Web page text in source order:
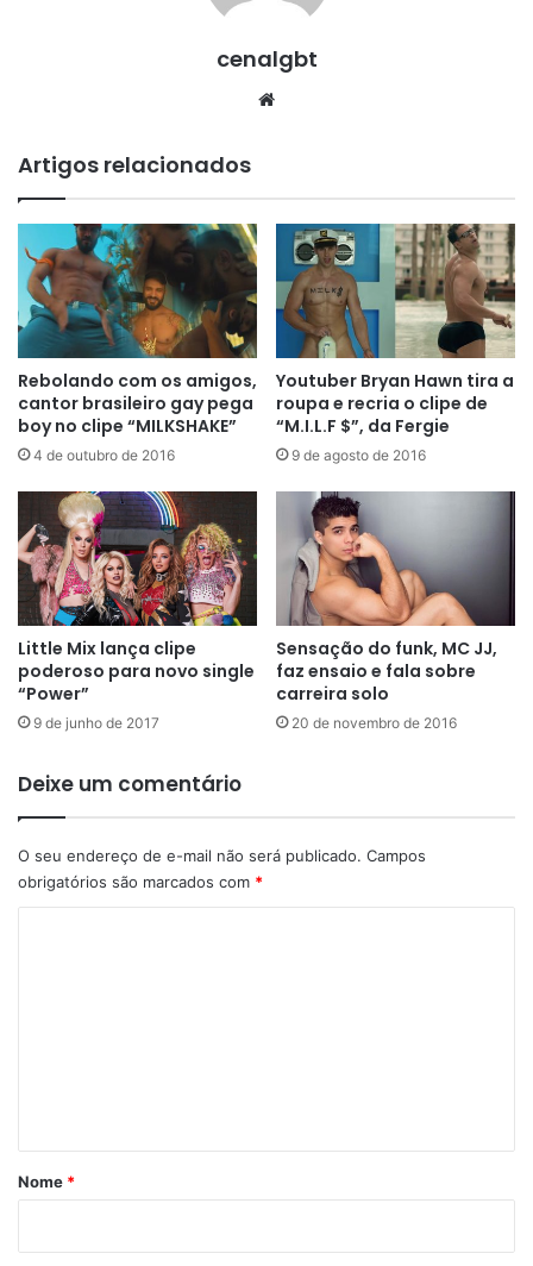
cenalgbt
Artigos relacionados
Rebolando com os amigos,
cantor brasileiro gay pega
boy no clipe “MILKSHAKE”
4 de outubro de 2016
Youtuber Bryan Hawn tira a
roupa e recria o clipe de
“M.I.L.F $”, da Fergie
9 de agosto de 2016
Little Mix lança clipe
poderoso para novo single
“Power”
9 de junho de 2017
Sensação do funk, MC JJ,
faz ensaio e fala sobre
carreira solo
20 de novembro de 2016
Deixe um comentário
O seu endereço de e-mail não será publicado. Campos
obrigatórios são marcados com *
r
Nome *